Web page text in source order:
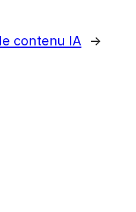
contenu IA →